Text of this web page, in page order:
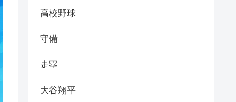
高校野球
守備
走塁
大谷翔平